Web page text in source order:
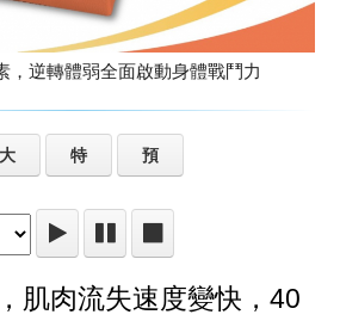
逆轉體弱全面啟動身體戰鬥力
大 特 預
肌肉流失速度變快，40